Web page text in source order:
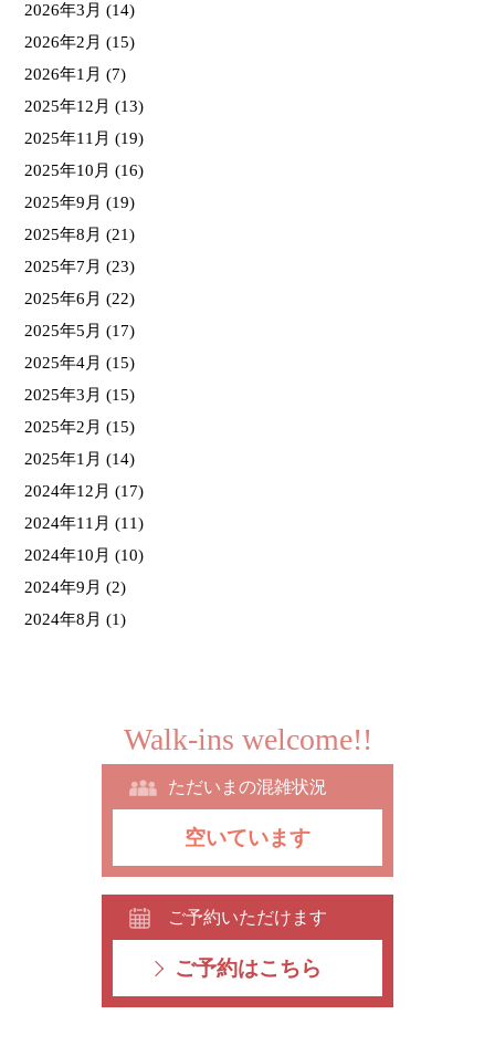
2026年3月 (14)
2026年2月 (15)
2026年1月 (7)
2025年12月 (13)
2025年11月 (19)
2025年10月 (16)
2025年9月 (19)
2025年8月 (21)
2025年7月 (23)
2025年6月 (22)
2025年5月 (17)
2025年4月 (15)
2025年3月 (15)
2025年2月 (15)
2025年1月 (14)
2024年12月 (17)
2024年11月 (11)
2024年10月 (10)
2024年9月 (2)
2024年8月 (1)
ただいまの混雑状況
空いています
Walk-ins welcome!!
ご予約いただけます
ご予約はこちら